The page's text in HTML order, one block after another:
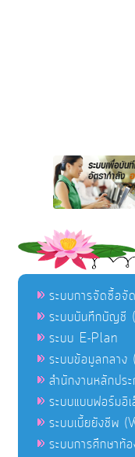
ระบบการจัดซื้อจั
ระบบบันทึกบัญชี
ระบบ E-Plan
ระบบข้อมูลกลาง
สำนักงานหลักปร
ระบบแบบฟอร์ม
ระบบเบี้ยยังชีพ
ระบบการศึกษาท้